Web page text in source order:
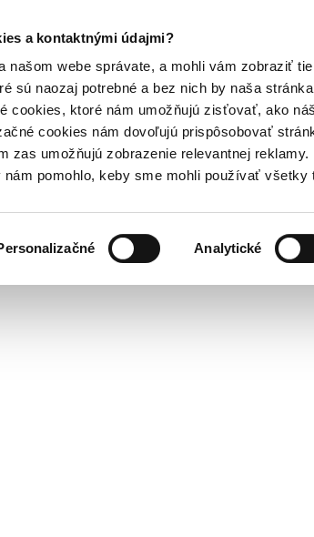
a kontaktnými údajmi?
našom webe správate, a mohli vám zobraziť
sú naozaj potrebné a bez nich by naša
cookies, ktoré nám umožňujú zisťovať, ako
cookies nám dovoľujú prispôsobovať
zas umožňujú zobrazenie relevantnej
pomohlo, keby sme mohli používať všetky
Analytické